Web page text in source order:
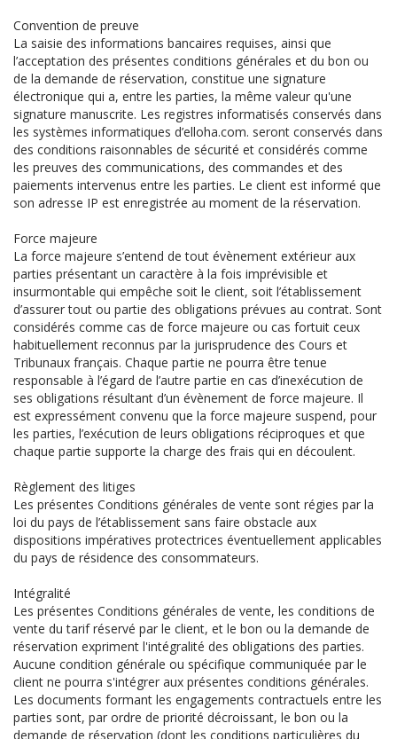
Convention de preuve
La saisie des informations bancaires requises, ainsi que
l’acceptation des présentes conditions générales et du bon ou
de la demande de réservation, constitue une signature
électronique qui a, entre les parties, la même valeur qu'une
signature manuscrite. Les registres informatisés conservés dans
les systèmes informatiques d’elloha.com. seront conservés dans
des conditions raisonnables de sécurité et considérés comme
les preuves des communications, des commandes et des
paiements intervenus entre les parties. Le client est informé que
son adresse IP est enregistrée au moment de la réservation.
Force majeure
La force majeure s’entend de tout évènement extérieur aux
parties présentant un caractère à la fois imprévisible et
insurmontable qui empêche soit le client, soit l’établissement
d’assurer tout ou partie des obligations prévues au contrat. Sont
considérés comme cas de force majeure ou cas fortuit ceux
habituellement reconnus par la jurisprudence des Cours et
Tribunaux français. Chaque partie ne pourra être tenue
responsable à l’égard de l’autre partie en cas d’inexécution de
ses obligations résultant d’un évènement de force majeure. Il
est expressément convenu que la force majeure suspend, pour
les parties, l’exécution de leurs obligations réciproques et que
chaque partie supporte la charge des frais qui en découlent.
Règlement des litiges
Les présentes Conditions générales de vente sont régies par la
loi du pays de l’établissement sans faire obstacle aux
dispositions impératives protectrices éventuellement applicables
du pays de résidence des consommateurs.
Intégralité
Les présentes Conditions générales de vente, les conditions de
vente du tarif réservé par le client, et le bon ou la demande de
réservation expriment l'intégralité des obligations des parties.
Aucune condition générale ou spécifique communiquée par le
client ne pourra s'intégrer aux présentes conditions générales.
Les documents formant les engagements contractuels entre les
parties sont, par ordre de priorité décroissant, le bon ou la
demande de réservation (dont les conditions particulières du